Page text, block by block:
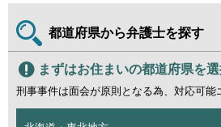
都道府県から弁護士を探す
まずはお住まいの都道府県を
刑事事件は面会が原則となる為、対応可能